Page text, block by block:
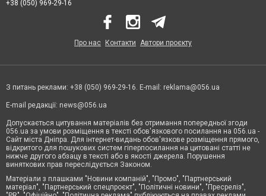
+38 (050) 969-29-16
Про нас Контакти Автори проєкту
З питань реклами: +38 (050) 969-29-16. E-mail: reklama@056.ua
E-mail редакції: news@056.ua
Допускається цитування матеріалів без отримання попередньої згоди
056.ua за умови розміщення в тексті обов'язкового посилання на 056.ua -
Сайт міста Дніпра. Для інтернет-видань обов'язкове розміщення прямого,
відкритого для пошукових систем гіперпосилання на цитовані статті не
нижче другого абзацу в тексті або в якості джерела. Порушення
виняткових прав переслідується Законом.
Матеріали з плашками "Новини компаній", "Промо", "Партнерський
матеріал", "Партнерський спецпроєкт", "Політичні новини", "Пресреліз",